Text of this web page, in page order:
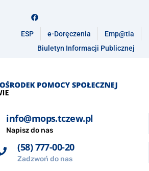
ESP e-Doręczenia
Emp@tia
Biuletyn Informacji Publicznej
info@mops.tczew.pl
Napisz do nas
(58) 777-00-20
Zadzwoń do nas